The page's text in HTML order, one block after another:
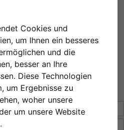
Cookies und
um Ihnen ein besseres
und die
besser an Ihre
Diese Technologien
um Ergebnisse zu
woher unsere
um unsere Website
Alle Filter zurücksetzen
5 ... 15 Weiter →
Sortierung: Preis